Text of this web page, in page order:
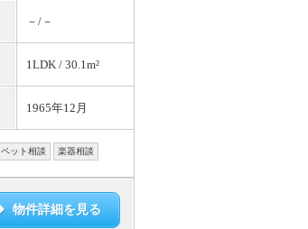
－/－
1LDK / 30.1m²
1965年12月
ペット相談 楽器相談
物件詳細を見る